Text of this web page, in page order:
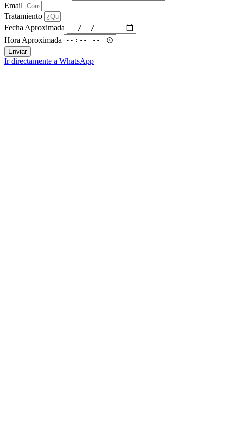
Email
Tratamiento
Fecha Aproximada
Hora Aproximada
Enviar
Ir directamente a WhatsApp